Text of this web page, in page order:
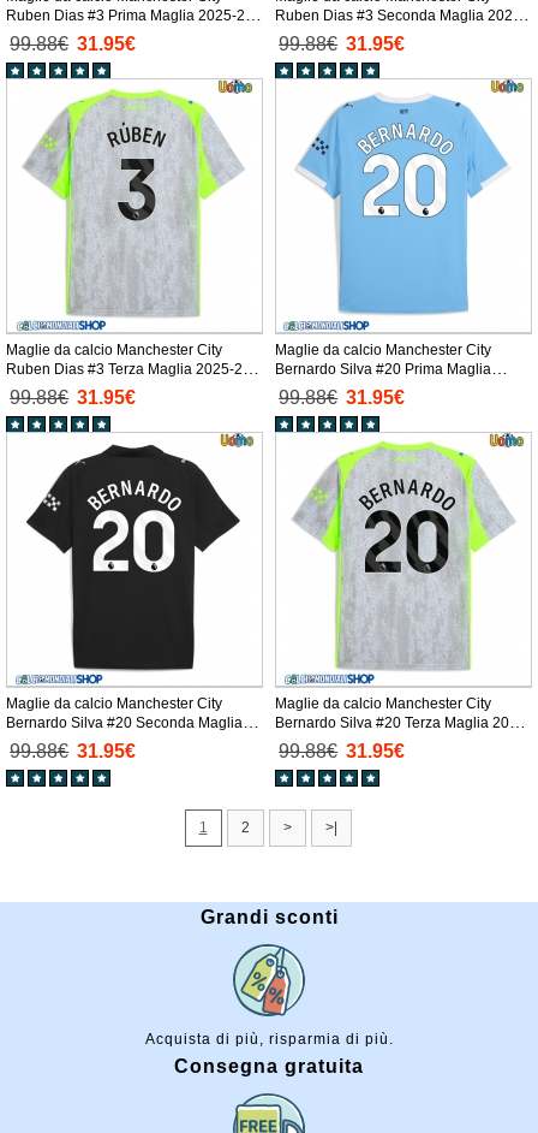
Ruben Dias #3 Prima Maglia 2025-26
Manica Corta
99.88€ 31.95€
Ruben Dias #3 Seconda Maglia 2025-
26 Manica Corta
99.88€ 31.95€
Maglie da calcio Manchester City
Ruben Dias #3 Terza Maglia 2025-26
Manica Corta
99.88€ 31.95€
Maglie da calcio Manchester City
Bernardo Silva #20 Prima Maglia
2025-26 Manica Corta
99.88€ 31.95€
Maglie da calcio Manchester City
Bernardo Silva #20 Seconda Maglia
2025-26 Manica Corta
99.88€ 31.95€
Maglie da calcio Manchester City
Bernardo Silva #20 Terza Maglia 2025-
26 Manica Corta
99.88€ 31.95€
1 2 > >|
Grandi sconti
Acquista di più, risparmia di più.
Consegna gratuita